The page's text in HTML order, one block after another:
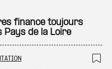
finance toujours
Pays de la Loire